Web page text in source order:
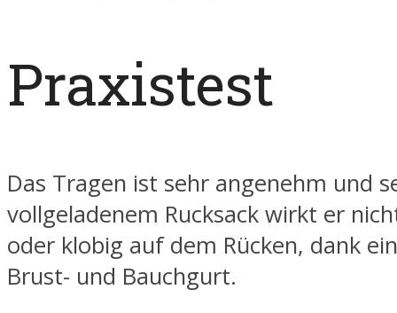
Praxistest
Das Tragen ist sehr angenehm und
vollgeladenem Rucksack wirkt er
oder klobig auf dem Rücken, dank
Brust- und Bauchgurt.